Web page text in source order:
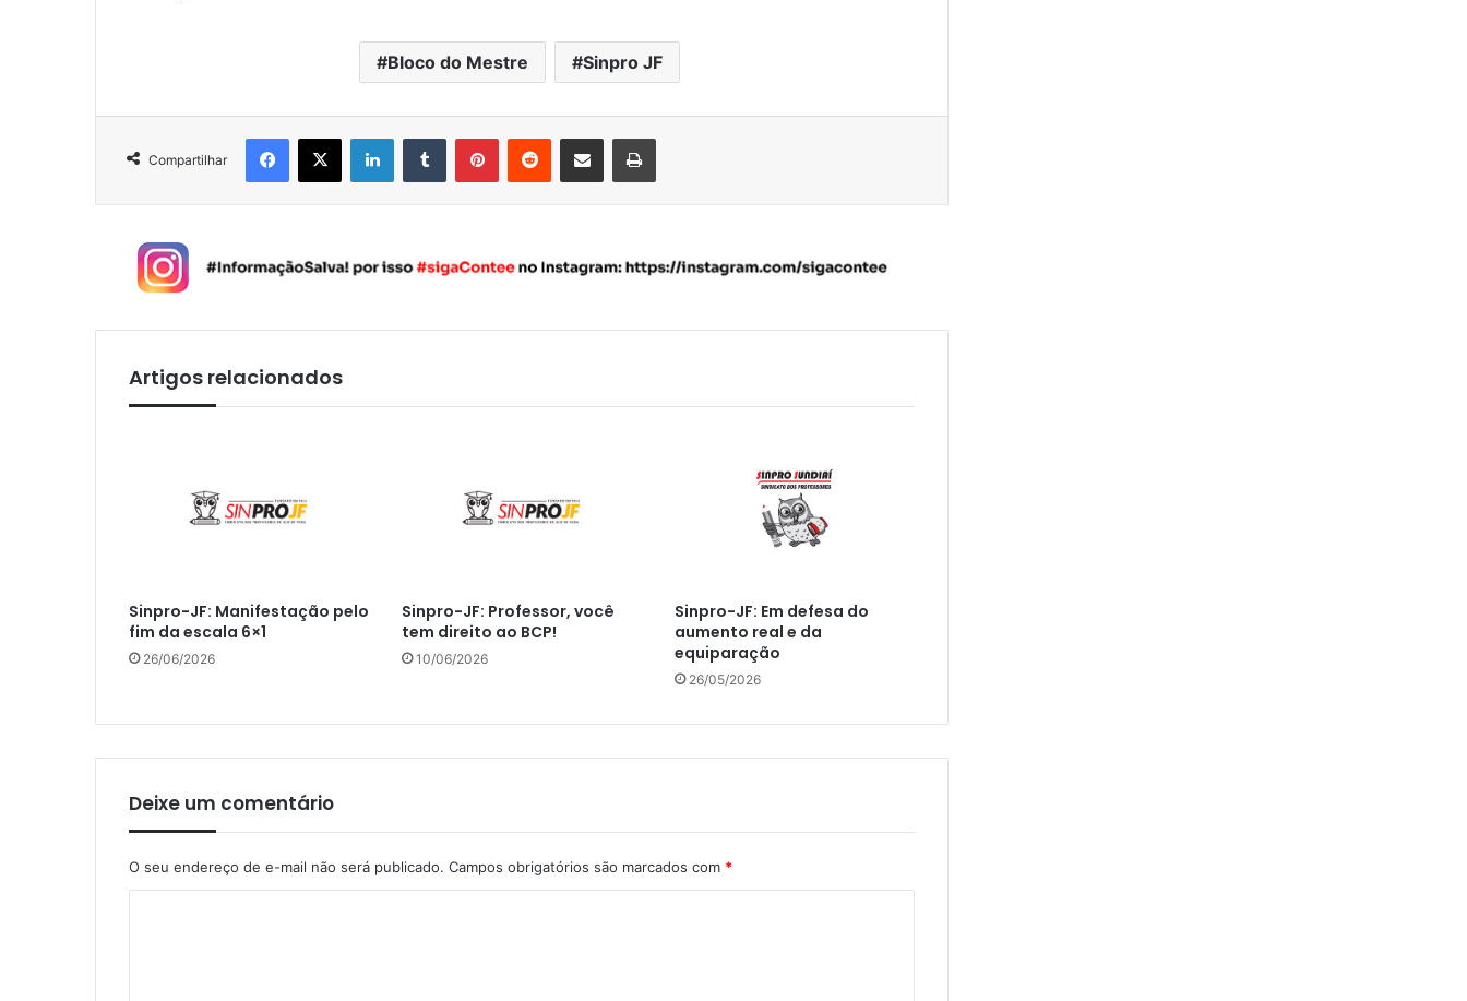
Bloco do Mestre Sinpro JF
Compartilhar
Artigos relacionados
Sinpro-JF: Manifestação pelo
fim da escala 6×1
26/06/2026
Sinpro-JF: Professor, você
tem direito ao BCP!
10/06/2026
Sinpro-JF: Em defesa do
aumento real e da
equiparação
26/05/2026
Deixe um comentário
O seu endereço de e-mail não será publicado. Campos obrigatórios são marcados com *